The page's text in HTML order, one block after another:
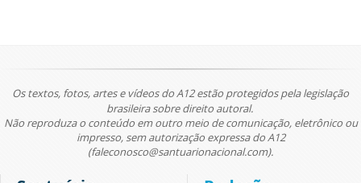
Os textos, fotos, artes e vídeos do A12 estão protegidos pela legislação
brasileira sobre direito autoral.
Não reproduza o conteúdo em outro meio de comunicação, eletrônico ou
impresso, sem autorização expressa do A12
(faleconosco@santuarionacional.com).